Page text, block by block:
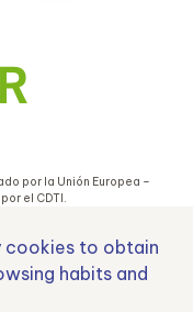
por la Unión Europea –
el CDTI.
cookies to obtain
habits and